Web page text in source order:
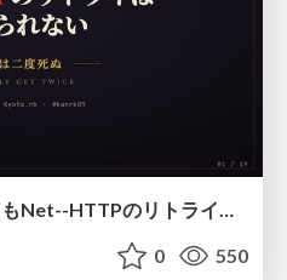
琵琶湖の水は止められてもNet--HTTPのリトライは止められない / You might be able to stop the water flow of Lake Biwa but you can't stop Net::HTTP retries
0 550